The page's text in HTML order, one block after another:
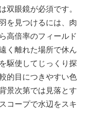
双眼鏡が必須です。
を見つけるには、肉
高倍率のフィールド
く離れた場所で休ん
駆使してじっくり探
的目につきやすい色
景次第では見落とす
コープで水辺をスキ